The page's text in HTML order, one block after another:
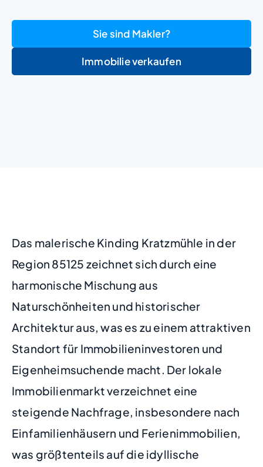
Sie sind Makler?
Immobilie verkaufen
Das malerische Kinding Kratzmühle in der
Region 85125 zeichnet sich durch eine
harmonische Mischung aus
Naturschönheiten und historischer
Architektur aus, was es zu einem attraktiven
Standort für Immobilieninvestoren und
Eigenheimsuchende macht. Der lokale
Immobilienmarkt verzeichnet eine
steigende Nachfrage, insbesondere nach
Einfamilienhäusern und Ferienimmobilien,
was größtenteils auf die idyllische